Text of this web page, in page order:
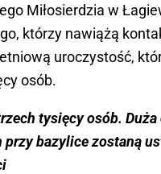
Miłosierdzia w
którzy nawiążą
uroczystość,
osób.
tysięcy osób.
przy bazylice zostaną